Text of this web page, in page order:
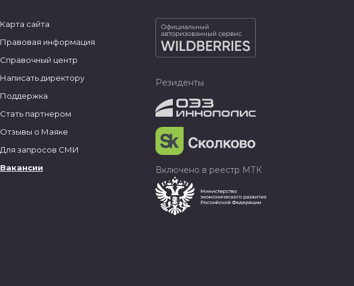
Карта сайта
Правовая информация
Справочный центр
Написать директору
Поддержка
Стать партнером
Отзывы о Маяке
Для запросов СМИ
Вакансии
Резиденты
Включено в реестр МТК